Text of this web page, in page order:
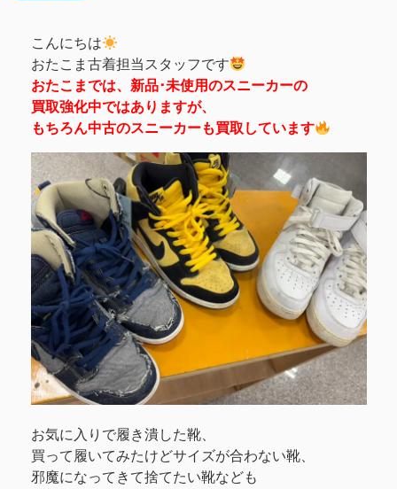
こんにちは
おたこま古着担当スタッフです
おたこまでは、新品･未使用のスニーカーの
買取強化中ではありますが、
もちろん中古のスニーカーも買取しています
お気に入りで履き潰した靴、
買って履いてみたけどサイズが合わない靴、
邪魔になってきて捨てたい靴なども